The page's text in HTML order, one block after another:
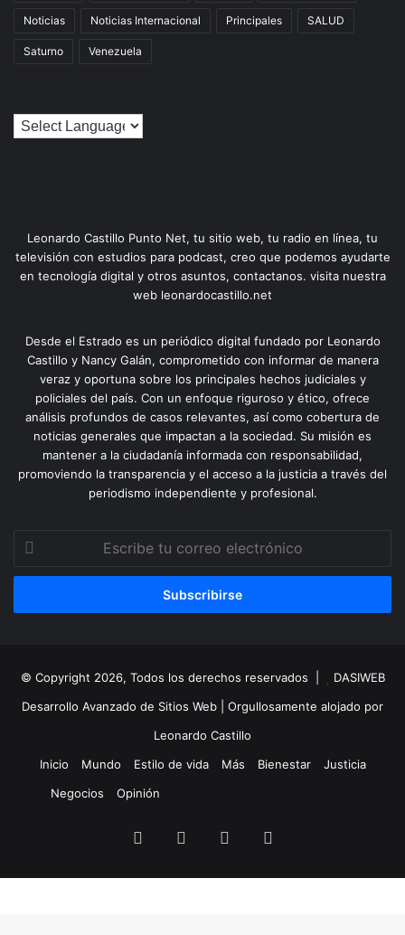
Noticias Noticias Internacional Principales SALUD
Saturno Venezuela
Leonardo Castillo Punto Net, tu sitio web, tu radio en línea, tu
televisión con estudios para podcast, creo que podemos ayudarte
en tecnología digital y otros asuntos, contactanos. visita nuestra
web leonardocastillo.net
Desde el Estrado es un periódico digital fundado por Leonardo
Castillo y Nancy Galán, comprometido con informar de manera
veraz y oportuna sobre los principales hechos judiciales y
policiales del país. Con un enfoque riguroso y ético, ofrece
análisis profundos de casos relevantes, así como cobertura de
noticias generales que impactan a la sociedad. Su misión es
mantener a la ciudadanía informada con responsabilidad,
promoviendo la transparencia y el acceso a la justicia a través del
periodismo independiente y profesional.
correo
© Copyright 2026, Todos los derechos reservados |
DASIWEB
Desarrollo Avanzado de Sitios Web | Orgullosamente alojado por
Leonardo Castillo
Inicio
Mundo Estilo de vida Más Bienestar
Justicia
Negocios
Opinión
Facebook YouTube